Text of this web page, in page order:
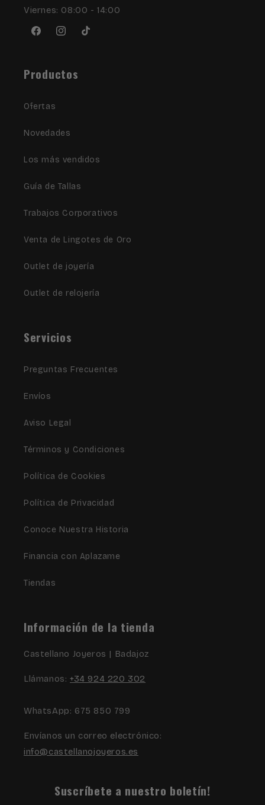
Viernes: 08:00 - 14:00
FacebookInstagram
TikTok
Productos
Ofertas
Novedades
Los más vendidos
Guía de Tallas
Trabajos Corporativos
Venta de Lingotes de Oro
Outlet de joyería
Outlet de relojería
Servicios
Preguntas Frecuentes
Envíos
Aviso Legal
Términos y Condiciones
Política de Cookies
Política de Privacidad
Conoce Nuestra Historia
Financia con Aplazame
Tiendas
Información de la tienda
Castellano Joyeros | Badajoz
Llámanos: +34 924 220 302
WhatsApp: 675 850 799
Envíanos un correo electrónico:
info@castellanojoyeros.es
Suscríbete a nuestro boletín!